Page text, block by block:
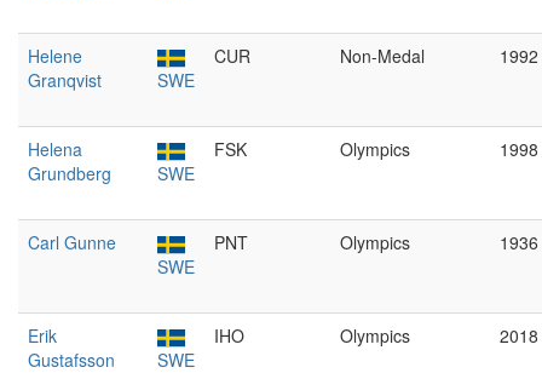
Helene
Granqvist
SWE
CUR Non-Medal 1992
Helena
Grundberg
SWE
FSK Olympics 1998
Carl Gunne
SWE
PNT Olympics 1936
Erik
Gustafsson
SWE
IHO Olympics 2018